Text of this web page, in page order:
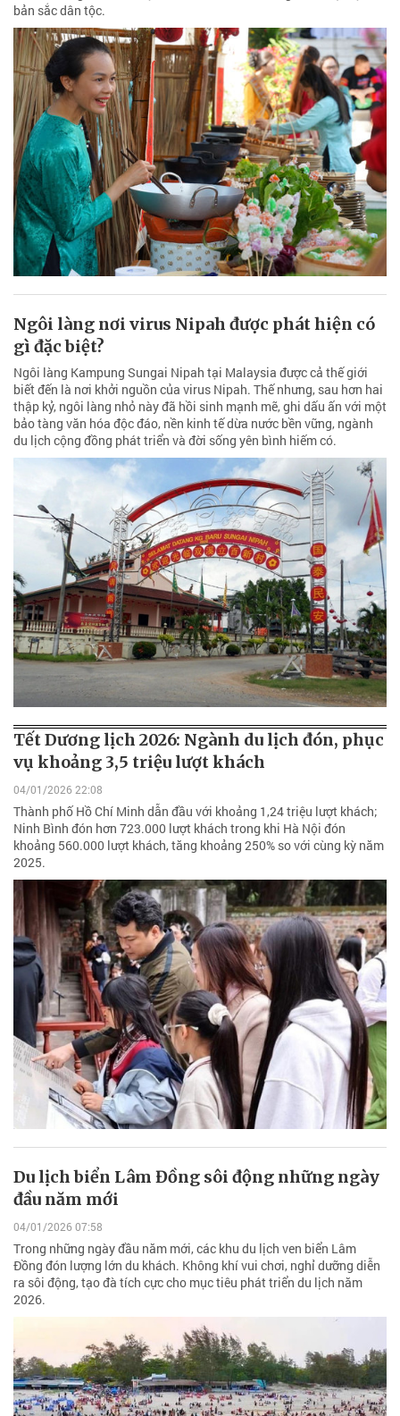
bản sắc dân tộc.
Ngôi làng nơi virus Nipah được phát hiện có
gì đặc biệt?
Ngôi làng Kampung Sungai Nipah tại Malaysia được cả thế giới
biết đến là nơi khởi nguồn của virus Nipah. Thế nhưng, sau hơn hai
thập kỷ, ngôi làng nhỏ này đã hồi sinh mạnh mẽ, ghi dấu ấn với một
bảo tàng văn hóa độc đáo, nền kinh tế dừa nước bền vững, ngành
du lịch cộng đồng phát triển và đời sống yên bình hiếm có.
Tết Dương lịch 2026: Ngành du lịch đón, phục
vụ khoảng 3,5 triệu lượt khách
04/01/2026 22:08
Thành phố Hồ Chí Minh dẫn đầu với khoảng 1,24 triệu lượt khách;
Ninh Bình đón hơn 723.000 lượt khách trong khi Hà Nội đón
khoảng 560.000 lượt khách, tăng khoảng 250% so với cùng kỳ năm
2025.
Du lịch biển Lâm Đồng sôi động những ngày
đầu năm mới
04/01/2026 07:58
Trong những ngày đầu năm mới, các khu du lịch ven biển Lâm
Đồng đón lượng lớn du khách. Không khí vui chơi, nghỉ dưỡng diễn
ra sôi động, tạo đà tích cực cho mục tiêu phát triển du lịch năm
2026.